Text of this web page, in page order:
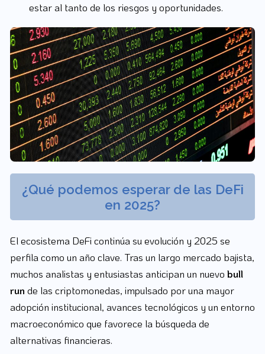
estar al tanto de los riesgos y oportunidades.
¿Qué podemos esperar de las DeFi
en 2025?
El ecosistema DeFi continúa su evolución y 2025 se
perfila como un año clave. Tras un largo mercado bajista,
muchos analistas y entusiastas anticipan un nuevo bull
run de las criptomonedas, impulsado por una mayor
adopción institucional, avances tecnológicos y un entorno
macroeconómico que favorece la búsqueda de
alternativas financieras.